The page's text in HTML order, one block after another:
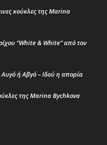
κούκλες της Marina
“White & White” από τον
Αυγό ή Αβγό – Ιδού η απορία
της Marina Bychkova